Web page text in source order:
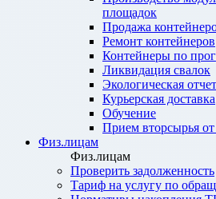
площадок
Продажа
Ремонт контейнеров
Контейнеры по
Ликвидация свалок
Экологическая
Курьерская доставка
Обучение
Прием вторсырья
Физ.лицам
Физ.лицам
Проверить задолженность
Тариф на услугу по